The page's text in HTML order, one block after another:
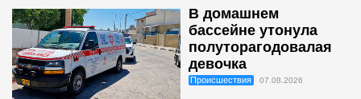
В домашнем
бассейне утонула
полуторагодовалая
девочка
Происшествия 07.08.2026